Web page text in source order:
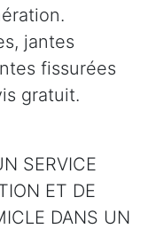
jantes
fissurées
gratuit.
SERVICE
ET DE
DANS UN